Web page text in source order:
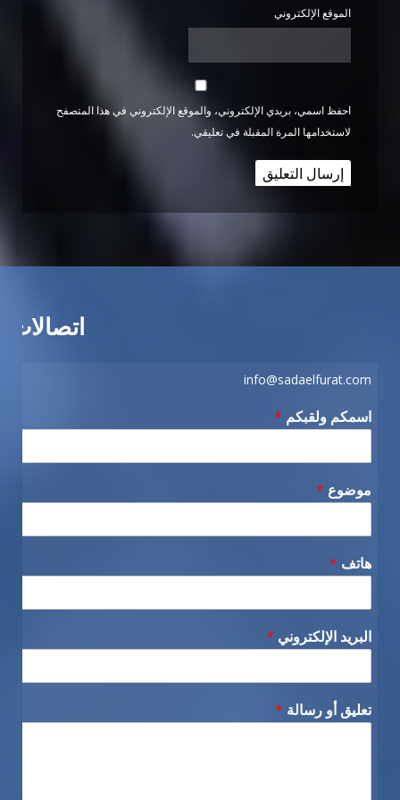
الموقع الإلكتروني
احفظ اسمي، بريدي الإلكتروني، والموقع الإلكتروني في هذا المتصفح
لاستخدامها المرة المقبلة في تعليقي.
اتصالات
info@sadaelfurat.com
اسمكم ولقبكم *
موضوع *
هاتف *
البريد الإلكتروني *
تعليق أو رسالة *